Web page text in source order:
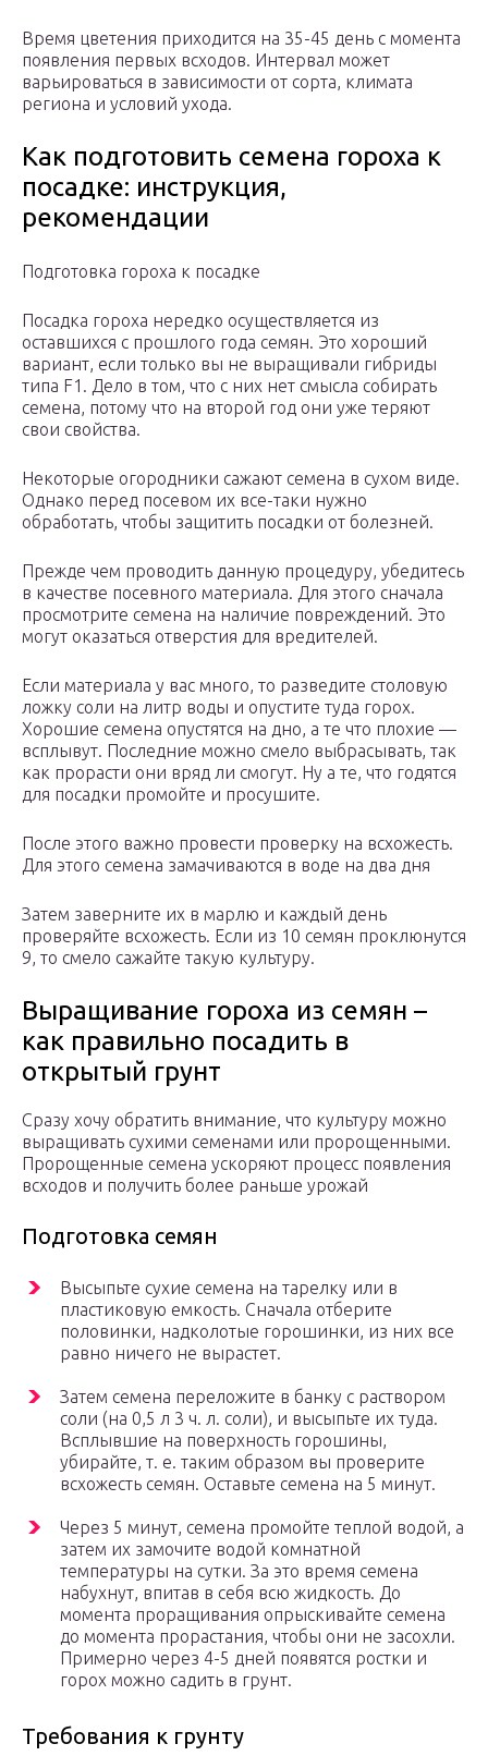
Время цветения приходится на 35-45 день с момента
появления первых всходов. Интервал может
варьироваться в зависимости от сорта, климата
региона и условий ухода.
Как подготовить семена гороха к
посадке: инструкция,
рекомендации
Подготовка гороха к посадке
Посадка гороха нередко осуществляется из
оставшихся с прошлого года семян. Это хороший
вариант, если только вы не выращивали гибриды
типа F1. Дело в том, что с них нет смысла собирать
семена, потому что на второй год они уже теряют
свои свойства.
Некоторые огородники сажают семена в сухом виде.
Однако перед посевом их все-таки нужно
обработать, чтобы защитить посадки от болезней.
Прежде чем проводить данную процедуру, убедитесь
в качестве посевного материала. Для этого сначала
просмотрите семена на наличие повреждений. Это
могут оказаться отверстия для вредителей.
Если материала у вас много, то разведите столовую
ложку соли на литр воды и опустите туда горох.
Хорошие семена опустятся на дно, а те что плохие —
всплывут. Последние можно смело выбрасывать, так
как прорасти они вряд ли смогут. Ну а те, что годятся
для посадки промойте и просушите.
После этого важно провести проверку на всхожесть.
Для этого семена замачиваются в воде на два дня
Затем заверните их в марлю и каждый день
проверяйте всхожесть. Если из 10 семян проклюнутся
9, то смело сажайте такую культуру.
Выращивание гороха из семян –
как правильно посадить в
открытый грунт
Сразу хочу обратить внимание, что культуру можно
выращивать сухими семенами или пророщенными.
Пророщенные семена ускоряют процесс появления
всходов и получить более раньше урожай
Подготовка семян
Высыпьте сухие семена на тарелку или в
пластиковую емкость. Сначала отберите
половинки, надколотые горошинки, из них все
равно ничего не вырастет.
Затем семена переложите в банку с раствором
соли (на 0,5 л 3 ч. л. соли), и высыпьте их туда.
Всплывшие на поверхность горошины,
убирайте, т. е. таким образом вы проверите
всхожесть семян. Оставьте семена на 5 минут.
Через 5 минут, семена промойте теплой водой, а
затем их замочите водой комнатной
температуры на сутки. За это время семена
набухнут, впитав в себя всю жидкость. До
момента проращивания опрыскивайте семена
до момента прорастания, чтобы они не засохли.
Примерно через 4-5 дней появятся ростки и
горох можно садить в грунт.
Требования к грунту